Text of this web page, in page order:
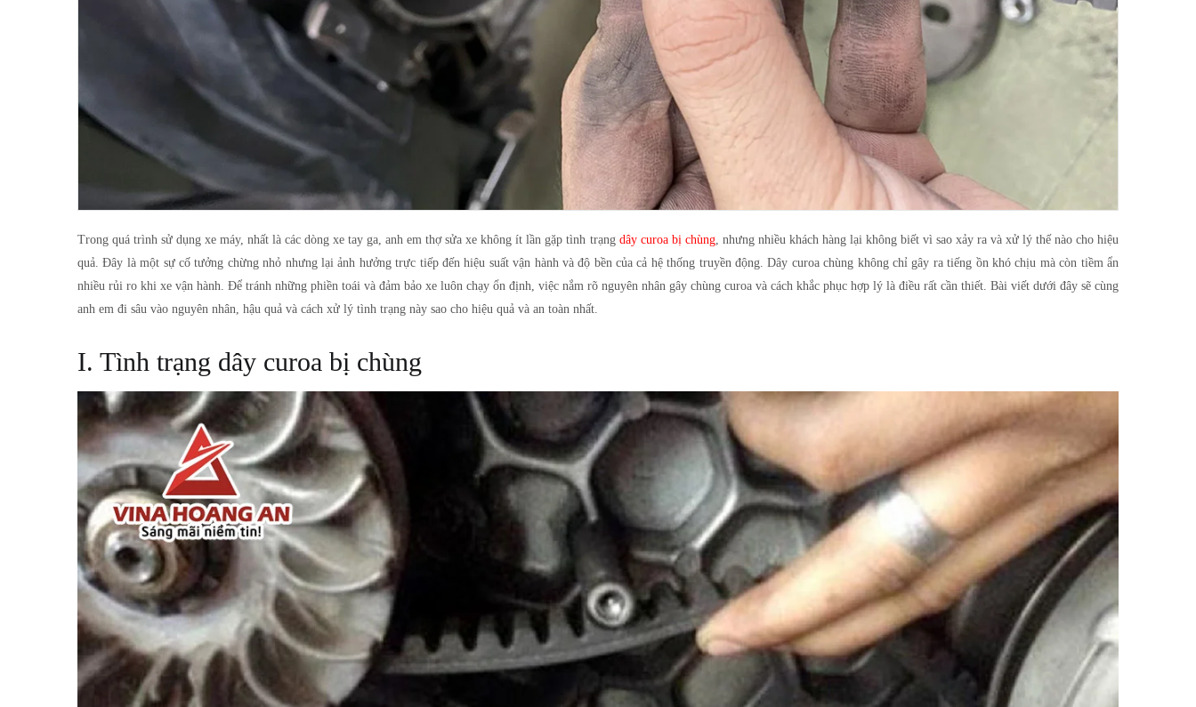
Trong quá trình sử dụng xe máy, nhất là các dòng xe tay ga, anh em thợ sửa xe không ít lần gặp tình trạng dây curoa bị chùng, nhưng nhiều khách hàng lại không biết vì sao xảy ra và xử lý thế nào cho hiệu
quả. Đây là một sự cố tưởng chừng nhỏ nhưng lại ảnh hưởng trực tiếp đến hiệu suất vận hành và độ bền của cả hệ thống truyền động. Dây curoa chùng không chỉ gây ra tiếng ồn khó chịu mà còn tiềm ẩn
nhiều rủi ro khi xe vận hành. Để tránh những phiền toái và đảm bảo xe luôn chạy ổn định, việc nắm rõ nguyên nhân gây chùng curoa và cách khắc phục hợp lý là điều rất cần thiết. Bài viết dưới đây sẽ cùng
anh em đi sâu vào nguyên nhân, hậu quả và cách xử lý tình trạng này sao cho hiệu quả và an toàn nhất.
I. Tình trạng dây curoa bị chùng